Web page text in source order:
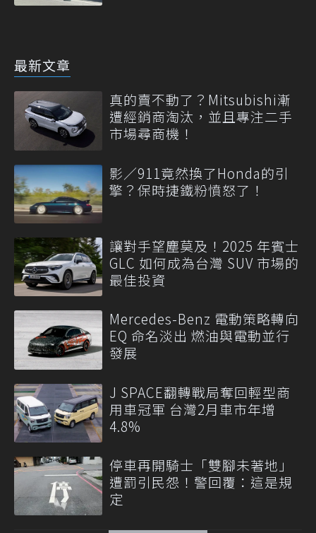
最新文章
真的賣不動了？Mitsubishi漸
遭經銷商淘汰，並且專注二手
市場尋商機！
影／911竟然換了Honda的引
擎？保時捷鐵粉憤怒了！
讓對手望塵莫及！2025 年賓士
GLC 如何成為台灣 SUV 市場的
最佳投資
Mercedes-Benz 電動策略轉向
EQ 命名淡出 燃油與電動並行
發展
J SPACE翻轉戰局奪回輕型商
用車冠軍 台灣2月車市年增
4.8%
停車再開騎士「雙腳未著地」
遭罰引民怨！警回覆：這是規
定